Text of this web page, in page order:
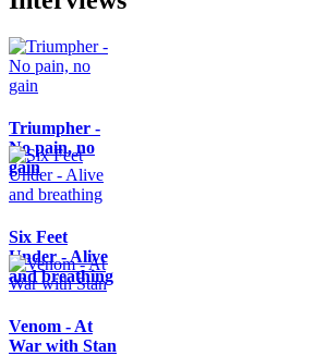
Triumpher -
No pain, no
gain
Six Feet
Under - Alive
and breathing
Venom - At
War with Stan